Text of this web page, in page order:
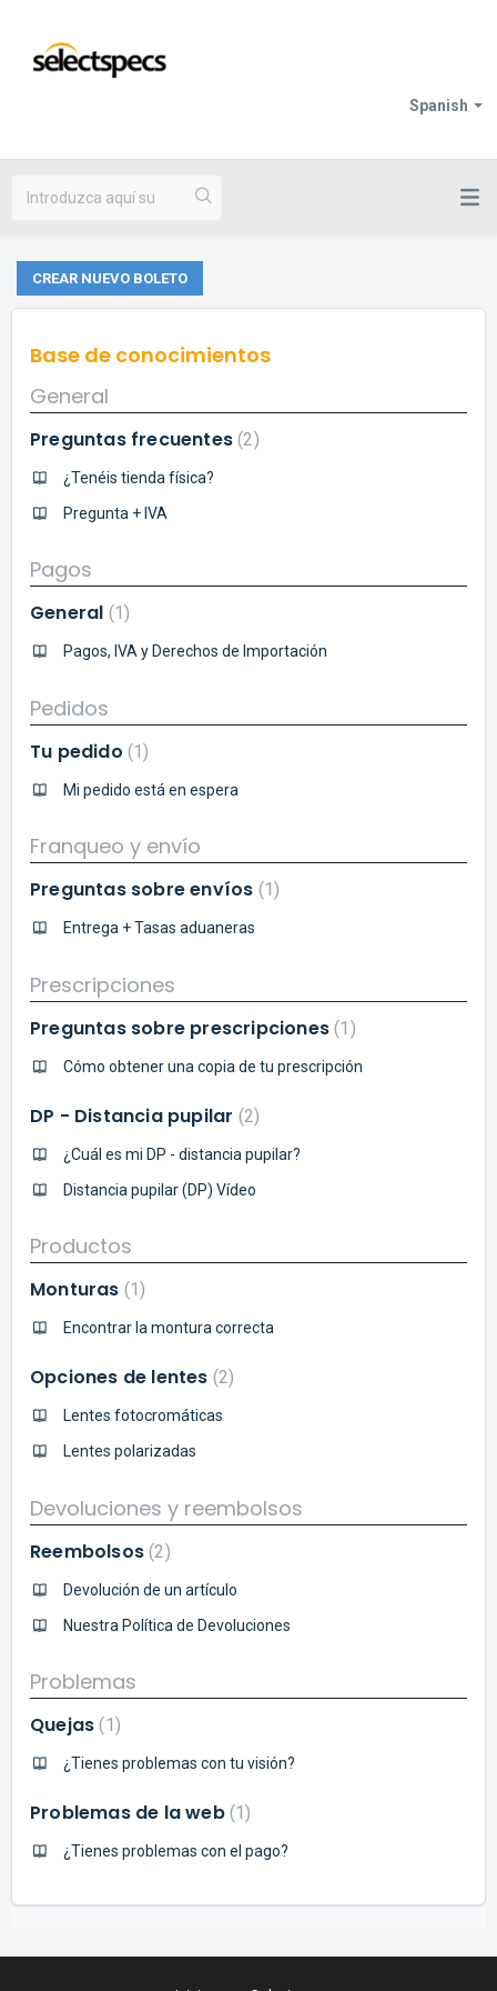
Spanish
CREAR NUEVO BOLETO
Base de conocimientos
General
Preguntas frecuentes 2
¿Tenéis tienda física?
Pregunta + IVA
Pagos
General 1
Pagos, IVA y Derechos de Importación
Pedidos
Tu pedido 1
Mi pedido está en espera
Franqueo y envío
Preguntas sobre envíos 1
Entrega + Tasas aduaneras
Prescripciones
Preguntas sobre prescripciones 1
Cómo obtener una copia de tu prescripción
DP - Distancia pupilar 2
¿Cuál es mi DP - distancia pupilar?
Distancia pupilar (DP) Vídeo
Productos
Monturas 1
Encontrar la montura correcta
Opciones de lentes 2
Lentes fotocromáticas
Lentes polarizadas
Devoluciones y reembolsos
Reembolsos 2
Devolución de un artículo
Nuestra Política de Devoluciones
Problemas
Quejas 1
¿Tienes problemas con tu visión?
Problemas de la web 1
¿Tienes problemas con el pago?